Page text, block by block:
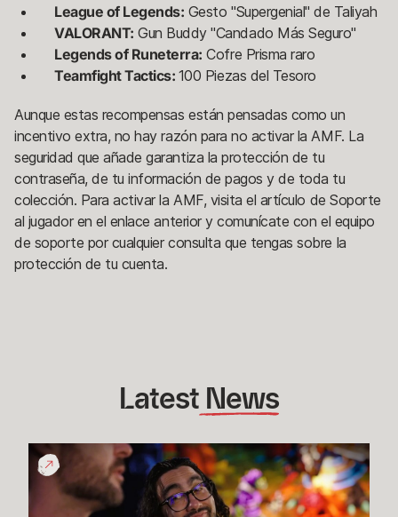
League of Legends: Gesto "Supergenial" de Taliyah
VALORANT: Gun Buddy "Candado Más Seguro"
Legends of Runeterra: Cofre Prisma raro
Teamfight Tactics: 100 Piezas del Tesoro
Aunque estas recompensas están pensadas como un
incentivo extra, no hay razón para no activar la AMF. La
seguridad que añade garantiza la protección de tu
contraseña, de tu información de pagos y de toda tu
colección. Para activar la AMF, visita el artículo de Soporte
al jugador en el enlace anterior y comunícate con el equipo
de soporte por cualquier consulta que tengas sobre la
protección de tu cuenta.
Latest News
Fecha
de
lanzamiento